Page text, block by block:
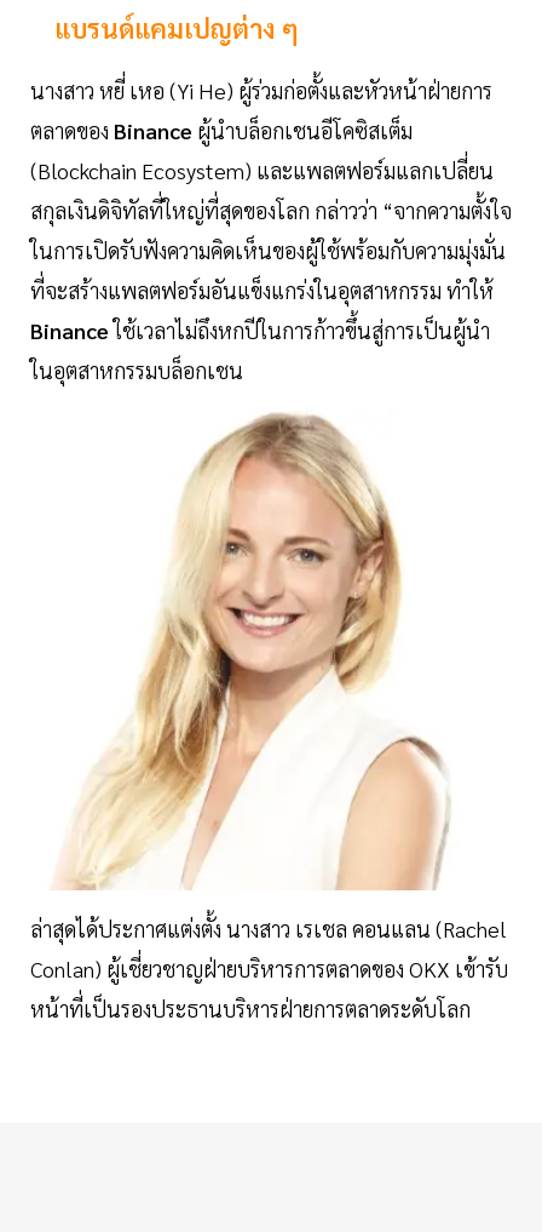
แบรนด์แคมเปญต่าง ๆ
นางสาว หยี่ เหอ (Yi He) ผู้ร่วมก่อตั้งและหัวหน้าฝ่ายการ
ตลาดของ Binance ผู้นำบล็อกเชนอีโคซิสเต็ม
(Blockchain Ecosystem) และแพลตฟอร์มแลกเปลี่ยน
สกุลเงินดิจิทัลที่ใหญ่ที่สุดของโลก กล่าวว่า “จากความตั้งใจ
ในการเปิดรับฟังความคิดเห็นของผู้ใช้พร้อมกับความมุ่งมั่น
ที่จะสร้างแพลตฟอร์มอันแข็งแกร่งในอุตสาหกรรม ทำให้
Binanceใช้เวลาไม่ถึงหกปีในการก้าวขึ้นสู่การเป็นผู้นำ
ในอุตสาหกรรมบล็อกเชน
ล่าสุดได้ประกาศแต่งตั้ง นางสาว เรเชล คอนแลน (Rachel
Conlan) ผู้เชี่ยวชาญฝ่ายบริหารการตลาดของ OKX เข้ารับ
หน้าที่เป็นรองประธานบริหารฝ่ายการตลาดระดับโลก